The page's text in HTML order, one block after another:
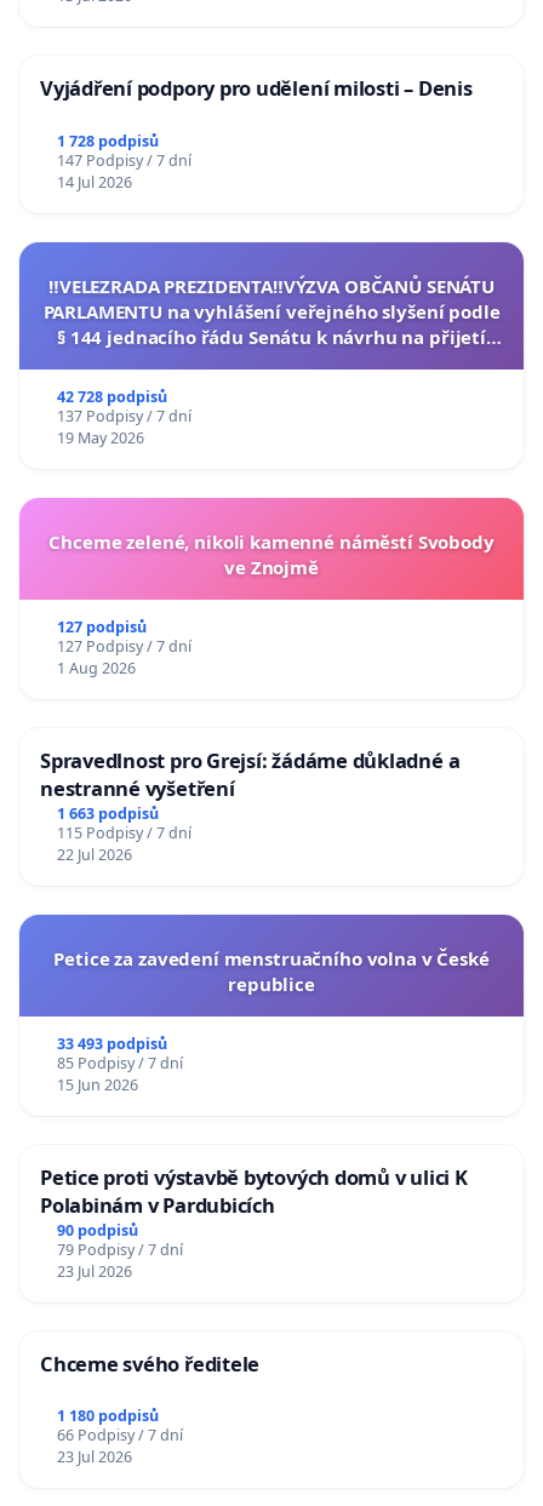
Vyjádření podpory pro udělení milosti – Denis
1 728 podpisů
147 Podpisy / 7 dní
14 Jul 2026
‼️VELEZRADA PREZIDENTA‼️VÝZVA OBČANŮ SENÁTU
PARLAMENTU na vyhlášení veřejného slyšení podle
§ 144 jednacího řádu Senátu k návrhu na přijetí
42 728 podpisů
137 Podpisy / 7 dní
19 May 2026
Chceme zelené, nikoli kamenné náměstí Svobody
ve Znojmě
127 podpisů
127 Podpisy / 7 dní
1 Aug 2026
Spravedlnost pro Grejsí: žádáme důkladné a
nestranné vyšetření
1 663 podpisů
115 Podpisy / 7 dní
22 Jul 2026
Petice za zavedení menstruačního volna v České
republice
33 493 podpisů
85 Podpisy / 7 dní
15 Jun 2026
Petice proti výstavbě bytových domů v ulici K
Polabinám v Pardubicích
90 podpisů
79 Podpisy / 7 dní
23 Jul 2026
Chceme svého ředitele
1 180 podpisů
66 Podpisy / 7 dní
23 Jul 2026